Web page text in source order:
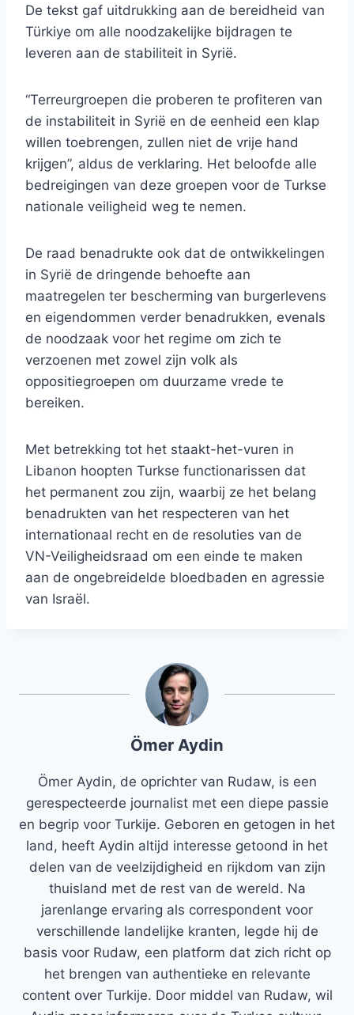
De tekst gaf uitdrukking aan de bereidheid van
Türkiye om alle noodzakelijke bijdragen te
leveren aan de stabiliteit in Syrië.
“Terreurgroepen die proberen te profiteren van
de instabiliteit in Syrië en de eenheid een klap
willen toebrengen, zullen niet de vrije hand
krijgen”, aldus de verklaring. Het beloofde alle
bedreigingen van deze groepen voor de Turkse
nationale veiligheid weg te nemen.
De raad benadrukte ook dat de ontwikkelingen
in Syrië de dringende behoefte aan
maatregelen ter bescherming van burgerlevens
en eigendommen verder benadrukken, evenals
de noodzaak voor het regime om zich te
verzoenen met zowel zijn volk als
oppositiegroepen om duurzame vrede te
bereiken.
Met betrekking tot het staakt-het-vuren in
Libanon hoopten Turkse functionarissen dat
het permanent zou zijn, waarbij ze het belang
benadrukten van het respecteren van het
internationaal recht en de resoluties van de
VN-Veiligheidsraad om een ​​einde te maken
aan de ongebreidelde bloedbaden en agressie
van Israël.
Ömer Aydin
Ömer Aydin, de oprichter van Rudaw, is een
gerespecteerde journalist met een diepe passie
en begrip voor Turkije. Geboren en getogen in het
land, heeft Aydin altijd interesse getoond in het
delen van de veelzijdigheid en rijkdom van zijn
thuisland met de rest van de wereld. Na
jarenlange ervaring als correspondent voor
verschillende landelijke kranten, legde hij de
basis voor Rudaw, een platform dat zich richt op
het brengen van authentieke en relevante
content over Turkije. Door middel van Rudaw, wil